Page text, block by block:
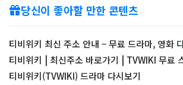
당신이 좋아할 만한 콘텐츠
티비위키 최신 주소 안내 – 무료 드라마, 영화
티비위키 | 최신주소 바로가기 | TVWIKI 무료
티비위키(TVWIKI) 드라마 다시보기